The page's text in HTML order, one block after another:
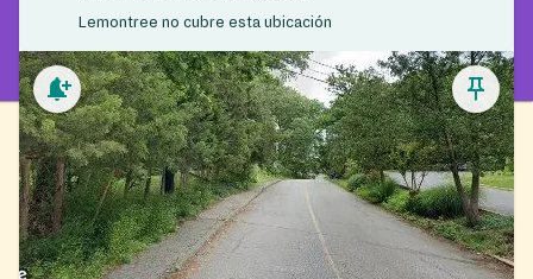
Lemontree no cubre esta ubicación